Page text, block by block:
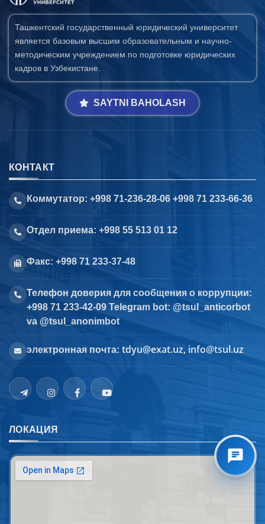
Ташкентский государственный юридический университет
является базовым высшим образовательным и научно-
методическим учреждением по подготовке юридических
кадров в Узбекистане.
SAYTNI BAHOLASH
КОНТАКТ
Коммутатор: +998 71-236-28-06 +998 71 233-66-36
Отдел приема: +998 55 513 01 12
Факс: +998 71 233-37-48
Телефон доверия для сообщения о коррупции:
+998 71 233-42-09 Telegram bot: @tsul_anticorbot
va @tsul_anonimbot
электронная почта: tdyu@exat.uz, info@tsul.uz
ЛОКАЦИЯ